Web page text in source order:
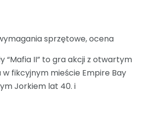
sprzętowe, ocena
“Mafia II” to gra akcji z otwartym
fikcyjnym mieście Empire Bay
Jorkiem lat 40. i